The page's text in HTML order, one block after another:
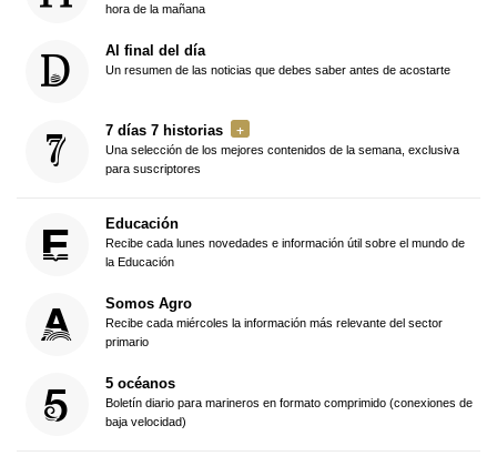
hora de la mañana
Al final del día
Un resumen de las noticias que debes saber antes de acostarte
7 días 7 historias
Una selección de los mejores contenidos de la semana, exclusiva
para suscriptores
Educación
Recibe cada lunes novedades e información útil sobre el mundo de
la Educación
Somos Agro
Recibe cada miércoles la información más relevante del sector
primario
5 océanos
Boletín diario para marineros en formato comprimido (conexiones de
baja velocidad)